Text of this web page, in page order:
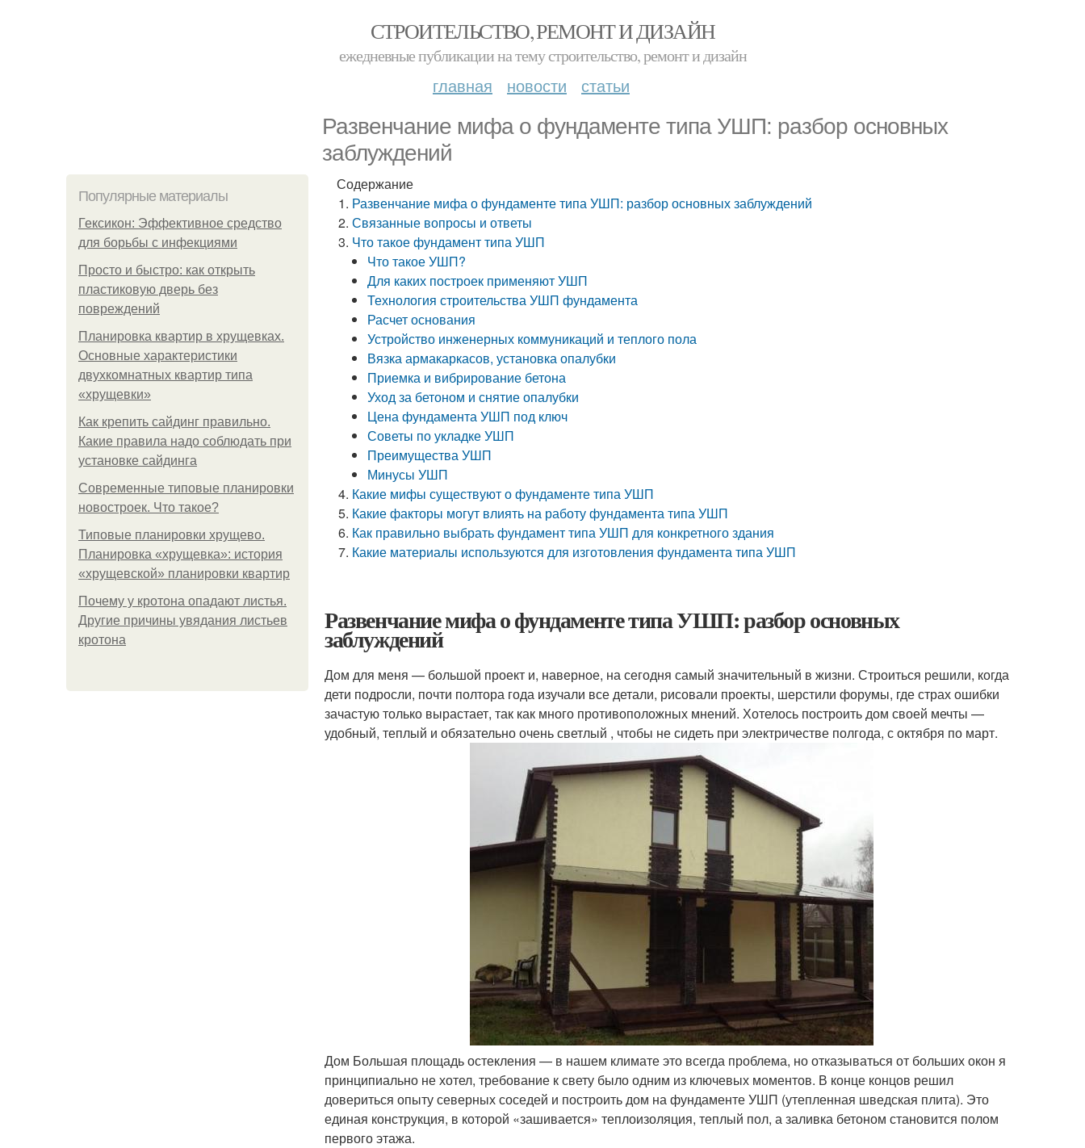
СТРОИТЕЛЬСТВО, РЕМОНТ И ДИЗАЙН
ежедневные публикации на тему строительство, ремонт и дизайн
главная новости статьи
Развенчание мифа о фундаменте типа УШП: разбор основных
заблуждений
Популярные материалы
Гексикон: Эффективное средство
для борьбы с инфекциями
Просто и быстро: как открыть
пластиковую дверь без
повреждений
Планировка квартир в хрущевках.
Основные характеристики
двухкомнатных квартир типа
«хрущевки»
Как крепить сайдинг правильно.
Какие правила надо соблюдать при
установке сайдинга
Современные типовые планировки
новостроек. Что такое?
Типовые планировки хрущево.
Планировка «хрущевка»: история
«хрущевской» планировки квартир
Почему у кротона опадают листья.
Другие причины увядания листьев
кротона
Содержание
Развенчание мифа о фундаменте типа УШП: разбор основных заблуждений
Связанные вопросы и ответы
Что такое фундамент типа УШП
Что такое УШП?
Для каких построек применяют УШП
Технология строительства УШП фундамента
Расчет основания
Устройство инженерных коммуникаций и теплого пола
Вязка армакаркасов, установка опалубки
Приемка и вибрирование бетона
Уход за бетоном и снятие опалубки
Цена фундамента УШП под ключ
Советы по укладке УШП
Преимущества УШП
Минусы УШП
Какие мифы существуют о фундаменте типа УШП
Какие факторы могут влиять на работу фундамента типа УШП
Как правильно выбрать фундамент типа УШП для конкретного здания
Какие материалы используются для изготовления фундамента типа УШП
Развенчание мифа о фундаменте типа УШП: разбор основных
заблуждений
Дом для меня — большой проект и, наверное, на сегодня самый значительный в жизни. Строиться решили, когда
дети подросли, почти полтора года изучали все детали, рисовали проекты, шерстили форумы, где страх ошибки
зачастую только вырастает, так как много противоположных мнений. Хотелось построить дом своей мечты —
удобный, теплый и обязательно очень светлый , чтобы не сидеть при электричестве полгода, с октября по март.
Дом Большая площадь остекления — в нашем климате это всегда проблема, но отказываться от больших окон я
принципиально не хотел, требование к свету было одним из ключевых моментов. В конце концов решил
довериться опыту северных соседей и построить дом на фундаменте УШП (утепленная шведская плита). Это
единая конструкция, в которой «зашивается» теплоизоляция, теплый пол, а заливка бетоном становится полом
первого этажа.